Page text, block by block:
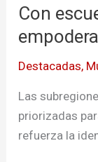
Con
Destacadas,
Las
priorizadas
refuerza la
étnica
promueven
femenino